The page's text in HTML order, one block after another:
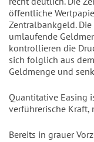
öffentliche
Zentralbankgeld.
umlaufende
kontrollieren die
sich folglich aus
Geldmenge und
Quantitative Easing
verführerische Kraft,
Bereits in grauer